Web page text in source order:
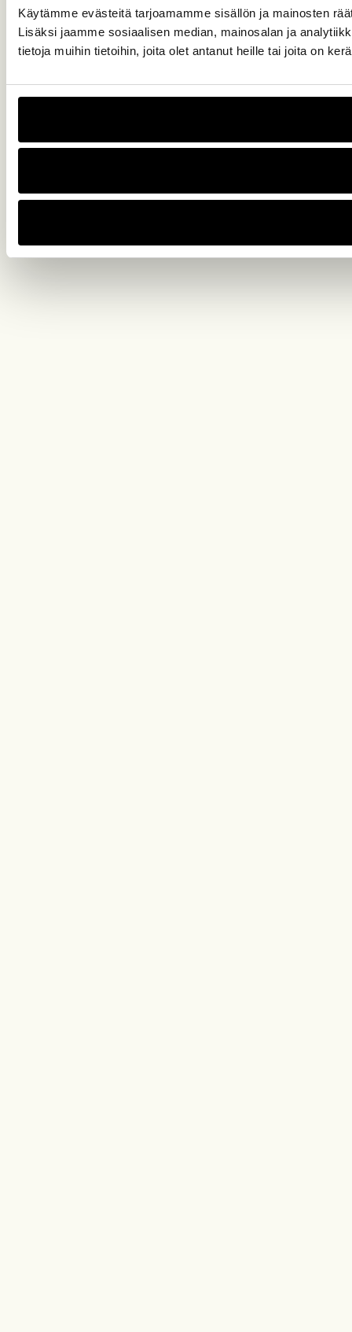
Käytämme evästeitä tarjoamamme sisällön ja mainosten
Lisäksi jaamme sosiaalisen median, mainosalan ja
tietoja muihin tietoihin, joita olet antanut heille tai joita on